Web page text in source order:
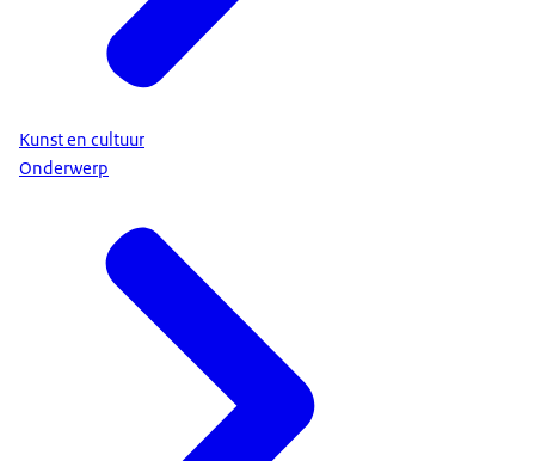
Kunst en cultuur
Onderwerp